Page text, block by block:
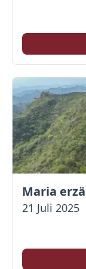
21 Juli 2025